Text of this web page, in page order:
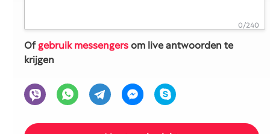
Ofgebruik messengersom live antwoorden te
krijgen
0/240